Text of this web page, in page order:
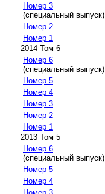
Номер 3
(специальный выпуск)
Номер 2
Номер 1
2014 Том 6
Номер 6
(специальный выпуск)
Номер 5
Номер 4
Номер 3
Номер 2
Номер 1
2013 Том 5
Номер 6
(специальный выпуск)
Номер 5
Номер 4